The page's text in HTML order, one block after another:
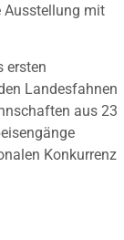
Ausstellung mit
ersten
Landesfahnen
aus 23
Konkurrenz